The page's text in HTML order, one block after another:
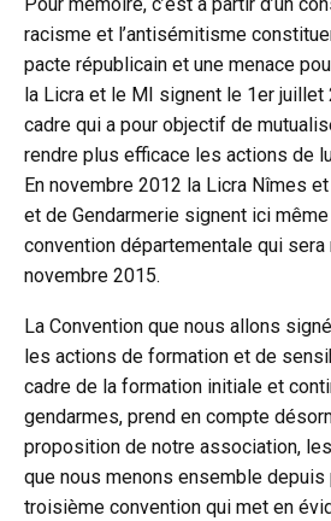
racisme et l’antisémitisme
pacte républicain et une menace
la Licra et le MI signent le 1er juillet
cadre qui a pour objectif de
rendre plus efficace les actions de
En novembre 2012 la Licra Nîmes
et de Gendarmerie signent ici
convention départementale qui sera
novembre 2015.
La Convention que nous allons
les actions de formation et de
cadre de la formation initiale et
gendarmes, prend en compte
proposition de notre association,
que nous menons ensemble depuis
troisième convention qui met en